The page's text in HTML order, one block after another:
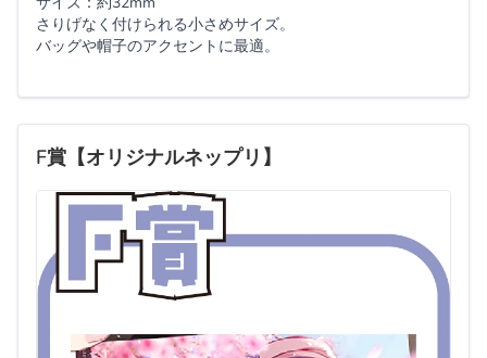
さりげなく付けられる小さめサイズ。
バッグや帽子のアクセントに最適。
F賞【オリジナルネップリ】